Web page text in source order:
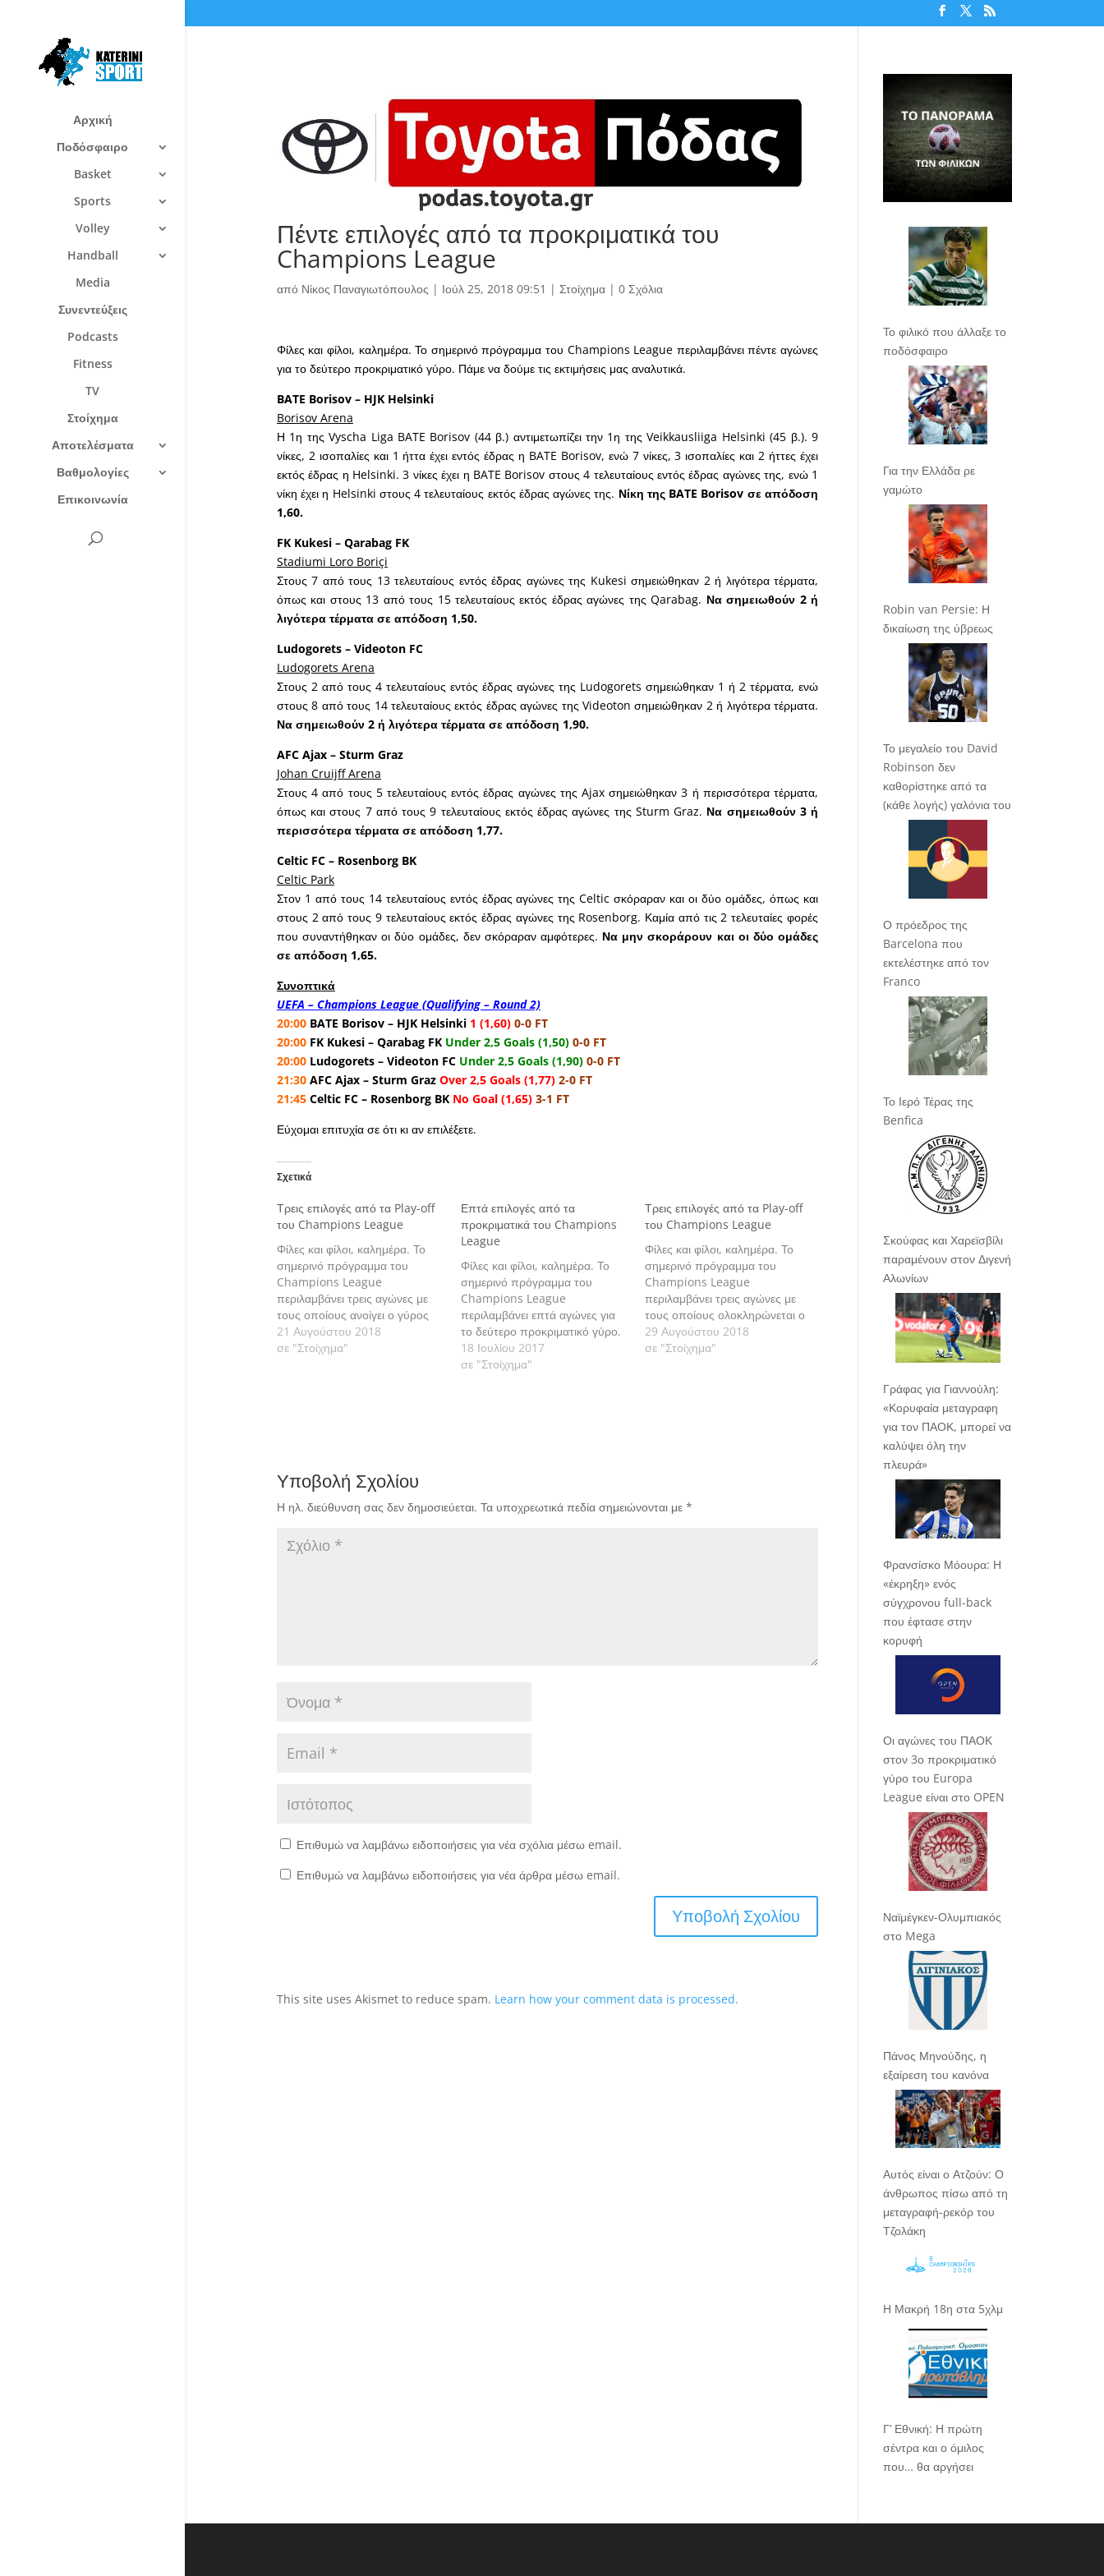
Αρχική
Ποδόσφαιρο
Basket
Sports
Volley
Handball
Media
Συνεντεύξεις
Podcasts
Fitness
TV
Στοίχημα
Αποτελέσματα
Βαθμολογίες
Επικοινωνία
Πέντε επιλογές από τα προκριματικά του
Champions League
από Νίκος Παναγιωτόπουλος | Ιούλ 25, 2018 09:51 | Στοίχημα| 0 Σχόλια
Φίλες και φίλοι, καλημέρα. Το σημερινό πρόγραμμα του Champions League περιλαμβάνει πέντε αγώνες
για το δεύτερο προκριματικό γύρο. Πάμε να δούμε τις εκτιμήσεις μας αναλυτικά.
BATE Borisov – HJK Helsinki
Borisov Arena
Η 1η της Vyscha Liga BATE Borisov (44 β.) αντιμετωπίζει την 1η της Veikkausliiga Helsinki (45 β.). 9
νίκες, 2 ισοπαλίες και 1 ήττα έχει εντός έδρας η BATE Borisov, ενώ 7 νίκες, 3 ισοπαλίες και 2 ήττες έχει
εκτός έδρας η Helsinki. 3 νίκες έχει η BATE Borisov στους 4 τελευταίους εντός έδρας αγώνες της, ενώ 1
νίκη έχει η Helsinki στους 4 τελευταίους εκτός έδρας αγώνες της. Νίκη της BATE Borisov σε απόδοση
1,60.
FK Kukesi – Qarabag FK
Stadiumi Loro Boriçi
Στους 7 από τους 13 τελευταίους εντός έδρας αγώνες της Kukesi σημειώθηκαν 2 ή λιγότερα τέρματα,
όπως και στους 13 από τους 15 τελευταίους εκτός έδρας αγώνες της Qarabag. Να σημειωθούν 2 ή
λιγότερα τέρματα σε απόδοση 1,50.
Ludogorets – Videoton FC
Ludogorets Arena
Στους 2 από τους 4 τελευταίους εντός έδρας αγώνες της Ludogorets σημειώθηκαν 1 ή 2 τέρματα, ενώ
στους 8 από τους 14 τελευταίους εκτός έδρας αγώνες της Videoton σημειώθηκαν 2 ή λιγότερα τέρματα.
Να σημειωθούν 2 ή λιγότερα τέρματα σε απόδοση 1,90.
AFC Ajax – Sturm Graz
Johan Cruijff Arena
Στους 4 από τους 5 τελευταίους εντός έδρας αγώνες της Ajax σημειώθηκαν 3 ή περισσότερα τέρματα,
όπως και στους 7 από τους 9 τελευταίους εκτός έδρας αγώνες της Sturm Graz. Να σημειωθούν 3 ή
περισσότερα τέρματα σε απόδοση 1,77.
Celtic FC – Rosenborg BK
Celtic Park
Στον 1 από τους 14 τελευταίους εντός έδρας αγώνες της Celtic σκόραραν και οι δύο ομάδες, όπως και
στους 2 από τους 9 τελευταίους εκτός έδρας αγώνες της Rosenborg. Καμία από τις 2 τελευταίες φορές
που συναντήθηκαν οι δύο ομάδες, δεν σκόραραν αμφότερες. Να μην σκοράρουν και οι δύο ομάδες
σε απόδοση 1,65.
Συνοπτικά
UEFA – Champions League (Qualifying – Round 2)
20:00BATE Borisov – HJK Helsinki1 (1,60)0-0 FT
20:00FK Kukesi – Qarabag FKUnder 2,5 Goals (1,50)0-0 FT
20:00Ludogorets – Videoton FCUnder 2,5 Goals (1,90)0-0 FT
21:30AFC Ajax – Sturm GrazOver 2,5 Goals (1,77)2-0 FT
21:45Celtic FC – Rosenborg BKNo Goal (1,65)3-1 FT
Εύχομαι επιτυχία σε ότι κι αν επιλέξετε.
Σχετικά
Τρεις επιλογές από τα Play-off
του Champions League
Φίλες και φίλοι, καλημέρα. Το
σημερινό πρόγραμμα του
Champions League
περιλαμβάνει τρεις αγώνες με
τους οποίους ανοίγει ο γύρος
των Play-off. Πάμε να δούμε τις
εκτιμήσεις μας αναλυτικά.
21 Αυγούστου 2018
σε "Στοίχημα"
Επτά επιλογές από τα
προκριματικά του Champions
League
Φίλες και φίλοι, καλημέρα. Το
σημερινό πρόγραμμα του
Champions League
περιλαμβάνει επτά αγώνες για
το δεύτερο προκριματικό γύρο.
Πάμε να δούμε τις εκτιμήσεις
μας αναλυτικά.
18 Ιουλίου 2017
σε "Στοίχημα"
Τρεις επιλογές από τα Play-off
του Champions League
Φίλες και φίλοι, καλημέρα. Το
σημερινό πρόγραμμα του
Champions League
περιλαμβάνει τρεις αγώνες με
τους οποίους ολοκληρώνεται ο
γύρος των Play-off. Πάμε να
δούμε τις εκτιμήσεις μας
29 Αυγούστου 2018
σε "Στοίχημα"
Υποβολή Σχολίου
Η ηλ. διεύθυνση σας δεν δημοσιεύεται. Τα υποχρεωτικά πεδία σημειώνονται με *
Επιθυμώ να λαμβάνω ειδοποιήσεις για νέα σχόλια μέσω email.
Επιθυμώ να λαμβάνω ειδοποιήσεις για νέα άρθρα μέσω email.
This site uses Akismet to reduce spam. Learn how your comment data is processed.
Το φιλικό που άλλαξε το
ποδόσφαιρο
Για την Ελλάδα ρε
γαμώτο
Robin van Persie: Η
δικαίωση της ύβρεως
Το μεγαλείο του David
Robinson δεν
καθορίστηκε από τα
(κάθε λογής) γαλόνια του
Ο πρόεδρος της
Barcelona που
εκτελέστηκε από τον
Franco
Το Ιερό Τέρας της
Benfica
Σκούφας και Χαρεϊσβίλι
παραμένουν στον Διγενή
Αλωνίων
Γράφας για Γιαννούλη:
«Κορυφαία μεταγραφη
για τον ΠΑΟΚ, μπορεί να
καλύψει όλη την
πλευρά»
Φρανσίσκο Μόουρα: Η
«έκρηξη» ενός
σύγχρονου full-back
που έφτασε στην
κορυφή
Οι αγώνες του ΠΑΟΚ
στον 3ο προκριματικό
γύρο του Europa
League είναι στο OPEN
Ναϊμέγκεν-Ολυμπιακός
στο Mega
Πάνος Μηνούδης, η
εξαίρεση του κανόνα
Αυτός είναι ο Ατζούν: Ο
άνθρωπος πίσω από τη
μεταγραφή-ρεκόρ του
Τζολάκη
Η Μακρή 18η στα 5χλμ
Γ’ Εθνική: Η πρώτη
σέντρα και ο όμιλος
που… θα αργήσει